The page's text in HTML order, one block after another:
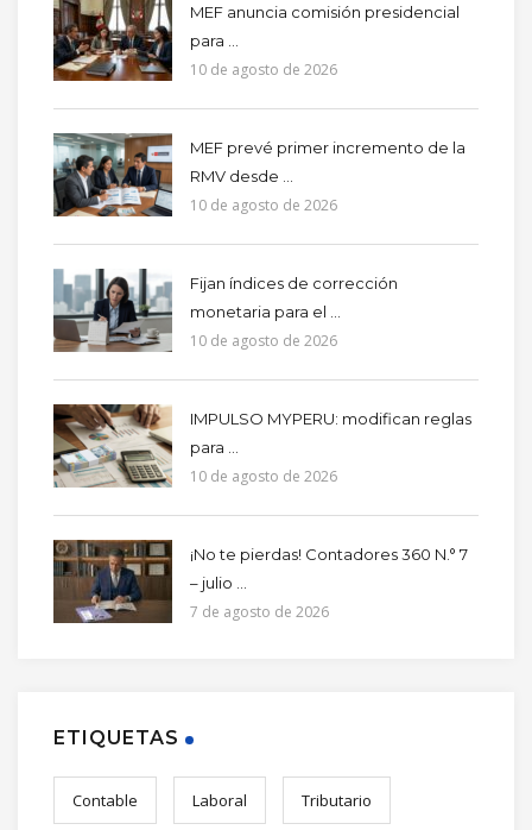
MEF anuncia comisión presidencial
para ...
10 de agosto de 2026
MEF prevé primer incremento de la
RMV desde ...
10 de agosto de 2026
Fijan índices de corrección
monetaria para el ...
10 de agosto de 2026
IMPULSO MYPERU: modifican reglas
para ...
10 de agosto de 2026
¡No te pierdas! Contadores 360 N.° 7
– julio ...
7 de agosto de 2026
ETIQUETAS
Contable Laboral Tributario